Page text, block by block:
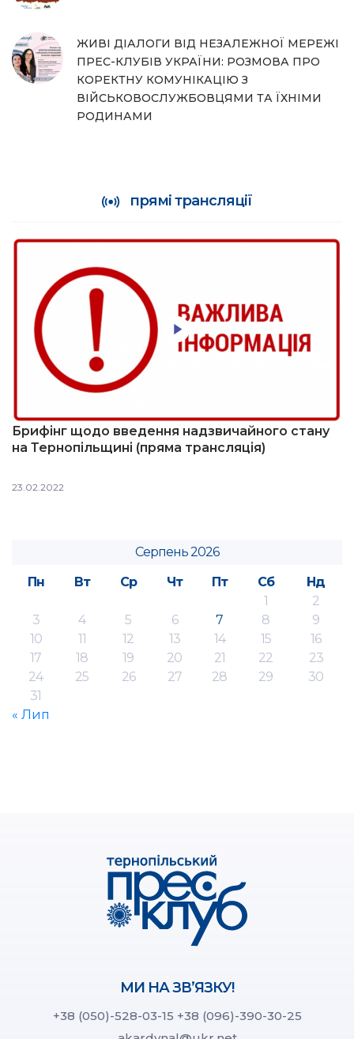
ЖИВІ ДІАЛОГИ ВІД НЕЗАЛЕЖНОЇ МЕРЕЖІ
ПРЕС-КЛУБІВ УКРАЇНИ: РОЗМОВА ПРО
КОРЕКТНУ КОМУНІКАЦІЮ З
ВІЙСЬКОВОСЛУЖБОВЦЯМИ ТА ЇХНІМИ
РОДИНАМИ
прямі трансляції
Брифінг щодо введення надзвичайного стану
на Тернопільщині (пряма трансляція)
23.02.2022
Серпень 2026
Пн
Вт Ср Чт Пт Сб
Нд
1
2
3
4 5 6 7 8
9
10
11 12 13 14 15
16
17
18 19 20 21 22
23
24
25 26 27 28 29
30
31
« Лип
МИ НА ЗВ’ЯЗКУ!
+38 (050)-528-03-15 +38 (096)-390-30-25